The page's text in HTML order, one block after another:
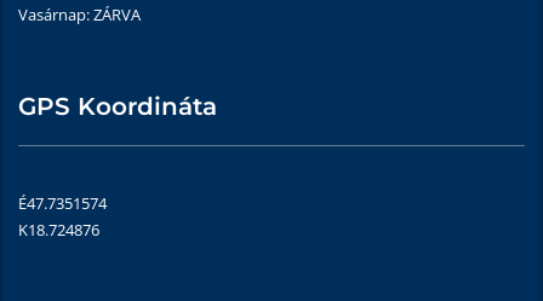
Vasárnap: ZÁRVA
GPS Koordináta
É47.7351574
K18.724876